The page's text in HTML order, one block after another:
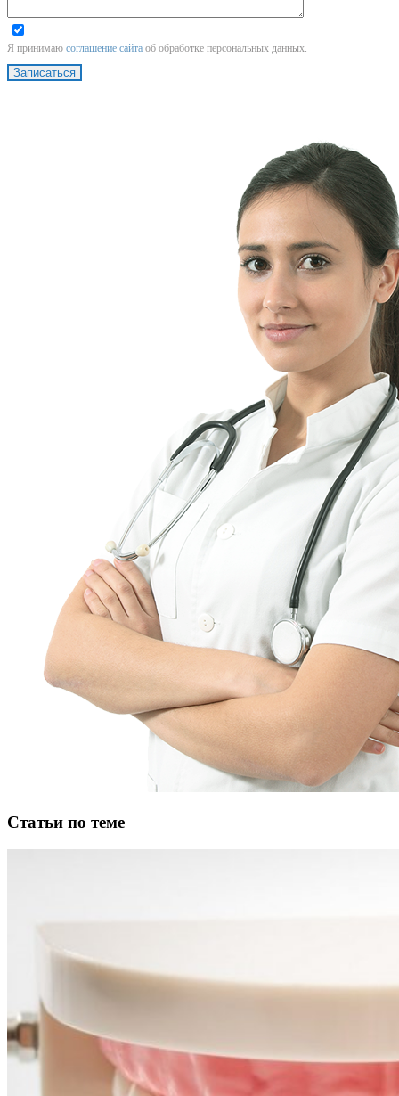
Я принимаю соглашение сайта об обработке персональных данных.
Статьи по теме